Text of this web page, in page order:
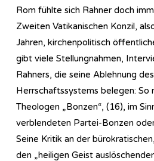
Rom fühlte sich Rahner doch
Zweiten Vatikanischen Konzil,
Jahren, kirchenpolitisch
gibt viele Stellungnahmen,
Rahners, die seine Ablehnung
Herrschaftssystems belegen: So
Theologen „Bonzen“, (16), im
verblendeten Partei-Bonzen
Seine Kritik an der
den „heiligen Geist